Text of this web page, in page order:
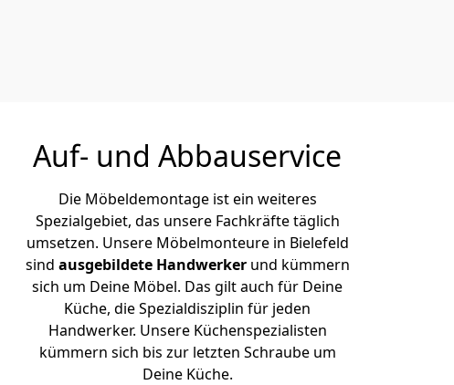
Auf- und Abbauservice
Die Möbeldemontage ist ein weiteres
Spezialgebiet, das unsere Fachkräfte täglich
umsetzen. Unsere Möbelmonteure in Bielefeld
sind ausgebildete Handwerker und kümmern
sich um Deine Möbel. Das gilt auch für Deine
Küche, die Spezialdisziplin für jeden
Handwerker. Unsere Küchenspezialisten
kümmern sich bis zur letzten Schraube um
Deine Küche.